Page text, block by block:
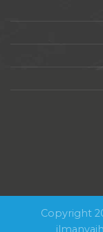
Copyright